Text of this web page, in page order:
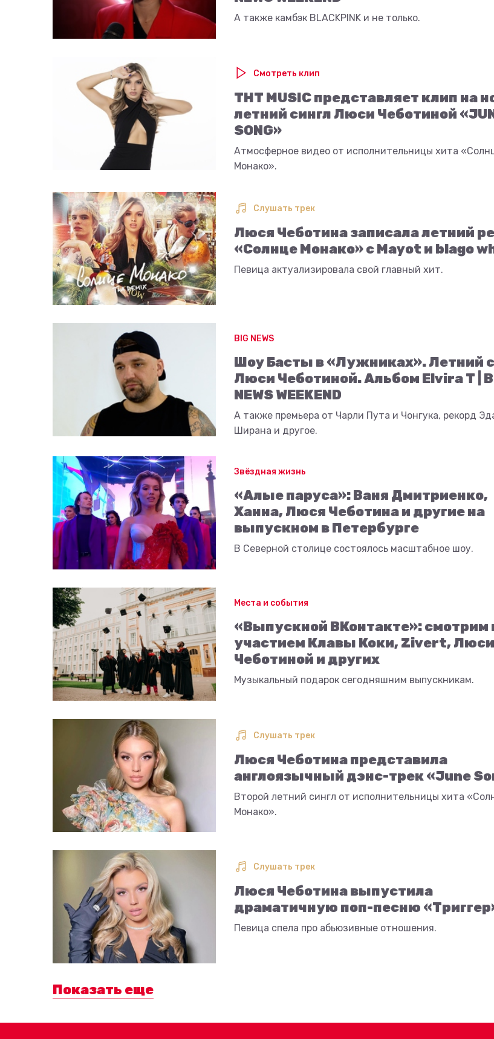
А также камбэк BLACKPINK и не только.
Смотреть клип
ТНТ MUSIC представляет клип на
летний сингл Люси Чеботиной
SONG»
Атмосферное видео от исполнительницы хита
Монако».
Слушать трек
Люся Чеботина записала летний
«Солнце Монако» с Mayot и blago
Певица актуализировала свой главный хит.
BIG NEWS
Шоу Басты в «Лужниках». Летний
Люси Чеботиной. Альбом Elvira T |
NEWS WEEKEND
А также премьера от Чарли Пута и Чонгука, рекорд
Ширана и другое.
Звёздная жизнь
«Алые паруса»: Ваня Дмитриенко,
Ханна, Люся Чеботина и другие на
выпускном в Петербурге
В Северной столице состоялось масштабное шоу.
Места и события
«Выпускной ВКонтакте»: смотрим
участием Клавы Коки, Zivert, Люси
Чеботиной и других
Музыкальный подарок сегодняшним выпускникам.
Слушать трек
Люся Чеботина представила
англоязычный дэнс-трек «June
Второй летний сингл от исполнительницы хита
Монако».
Слушать трек
Люся Чеботина выпустила
драматичную поп-песню
Певица спела про абьюзивные отношения.
Показать еще